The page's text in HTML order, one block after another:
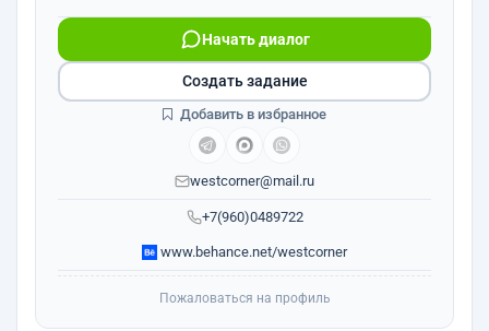
+7(960)0489722
Начать диалог
westcorner@mail.ru
www.behance.net/westcorner
Создать задание
Добавить в избранное
Пожаловаться на профиль